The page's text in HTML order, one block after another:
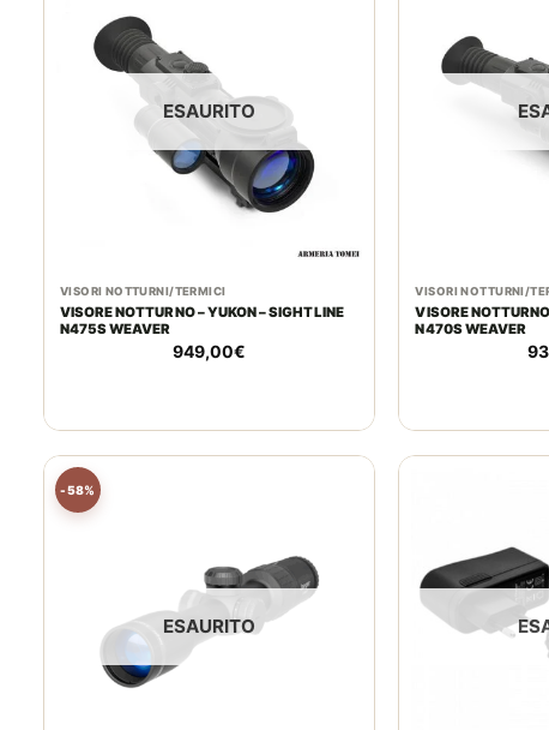
ESAURITO
VISORI NOTTURNI/TERMICI
VISORE NOTTURNO – YUKON – SIGHTLINE
N475S WEAVER
949,00€
VISORI NOTTURNI/
VISORE NOTTURNO –
N470S WEAVER
-58%
ESAURITO